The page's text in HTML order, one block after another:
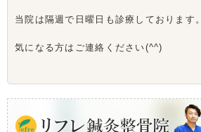
当院は隔週で日曜日も診療しております。
気になる方はご連絡ください(^^)